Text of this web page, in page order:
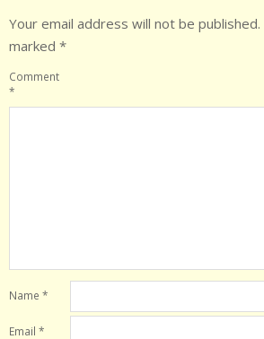
Your email address will not be published.
marked *
Comment
*
Name *
Email *